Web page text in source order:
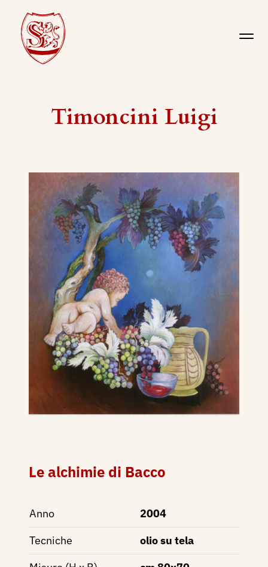
Timoncini Luigi
Le alchimie di Bacco
Anno
2004
Tecniche
olio su tela